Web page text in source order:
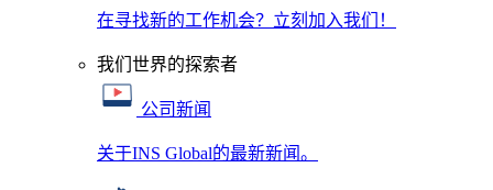
在寻找新的工作机会？立刻加入我们！
我们世界的探索者
公司新闻
关于INS Global的最新新闻。